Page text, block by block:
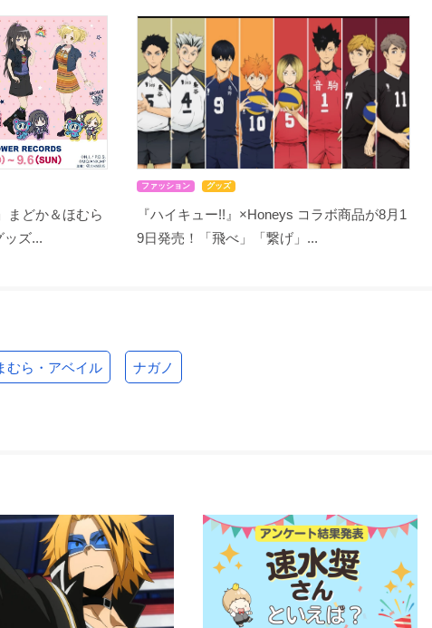
まどか＆ほむら
ッズ...
ファッション グッズ
『ハイキュー!!』×Honeys コラボ商品が8月1
9日発売！「飛べ」「繋げ」...
むら・アベイル ナガノ